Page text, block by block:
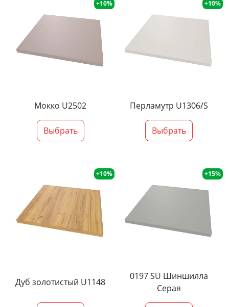
+10%
Мокко U2502
Выбрать
+10%
Перламутр U1306/S
Выбрать
+10%
Дуб золотистый U1148
+15%
0197 SU Шиншилла
Серая